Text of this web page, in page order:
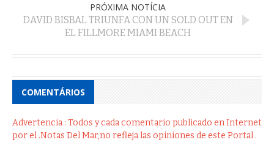
PRÓXIMA NOTÍCIA
DAVID BISBAL TRIUNFA CON UN SOLD OUT EN
EL FILLMORE MIAMI BEACH
COMENTÁRIOS
Advertencia : Todos y cada comentario publicado en Internet
por el .Notas Del Mar,no refleja las opiniones de este Portal .